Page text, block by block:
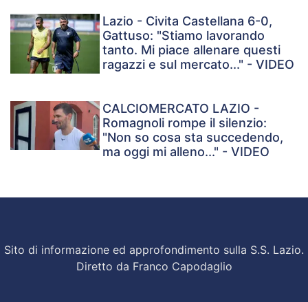
Lazio - Civita Castellana 6-0,
Gattuso: "Stiamo lavorando
tanto. Mi piace allenare questi
ragazzi e sul mercato..." - VIDEO
CALCIOMERCATO LAZIO -
Romagnoli rompe il silenzio:
"Non so cosa sta succedendo,
ma oggi mi alleno..." - VIDEO
Sito di informazione ed approfondimento sulla S.S. Lazio.
Diretto da Franco Capodaglio